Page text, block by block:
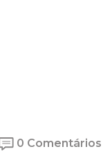
0 Comentários